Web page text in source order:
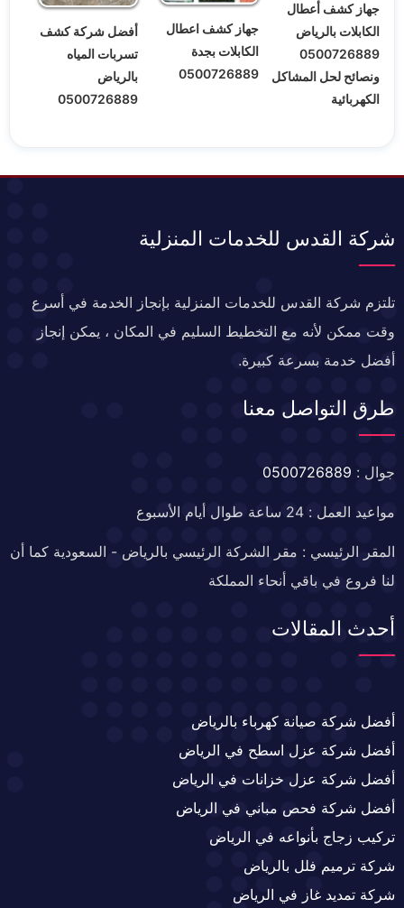
جهاز كشف أعطال
الكابلات بالرياض
0500726889
ونصائح لحل المشاكل
الكهربائية
جهاز كشف اعطال
الكابلات بجدة
0500726889
أفضل شركة كشف
تسربات المياه
بالرياض
0500726889
شركة القدس للخدمات المنزلية
تلتزم شركة القدس للخدمات المنزلية بإنجاز الخدمة في أسرع
وقت ممكن لأنه مع التخطيط السليم في المكان ، يمكن إنجاز
أفضل خدمة بسرعة كبيرة.
طرق التواصل معنا
جوال : 0500726889
مواعيد العمل : 24 ساعة طوال أيام الأسبوع
المقر الرئيسي : مقر الشركة الرئيسي بالرياض - السعودية كما أن
لنا فروع في باقي أنحاء المملكة
أحدث المقالات
أفضل شركة صيانة كهرباء بالرياض
أفضل شركة عزل اسطح في الرياض
أفضل شركة عزل خزانات في الرياض
أفضل شركة فحص مباني في الرياض
تركيب زجاج بأنواعه في الرياض
شركة ترميم فلل بالرياض
شركة تمديد غاز في الرياض